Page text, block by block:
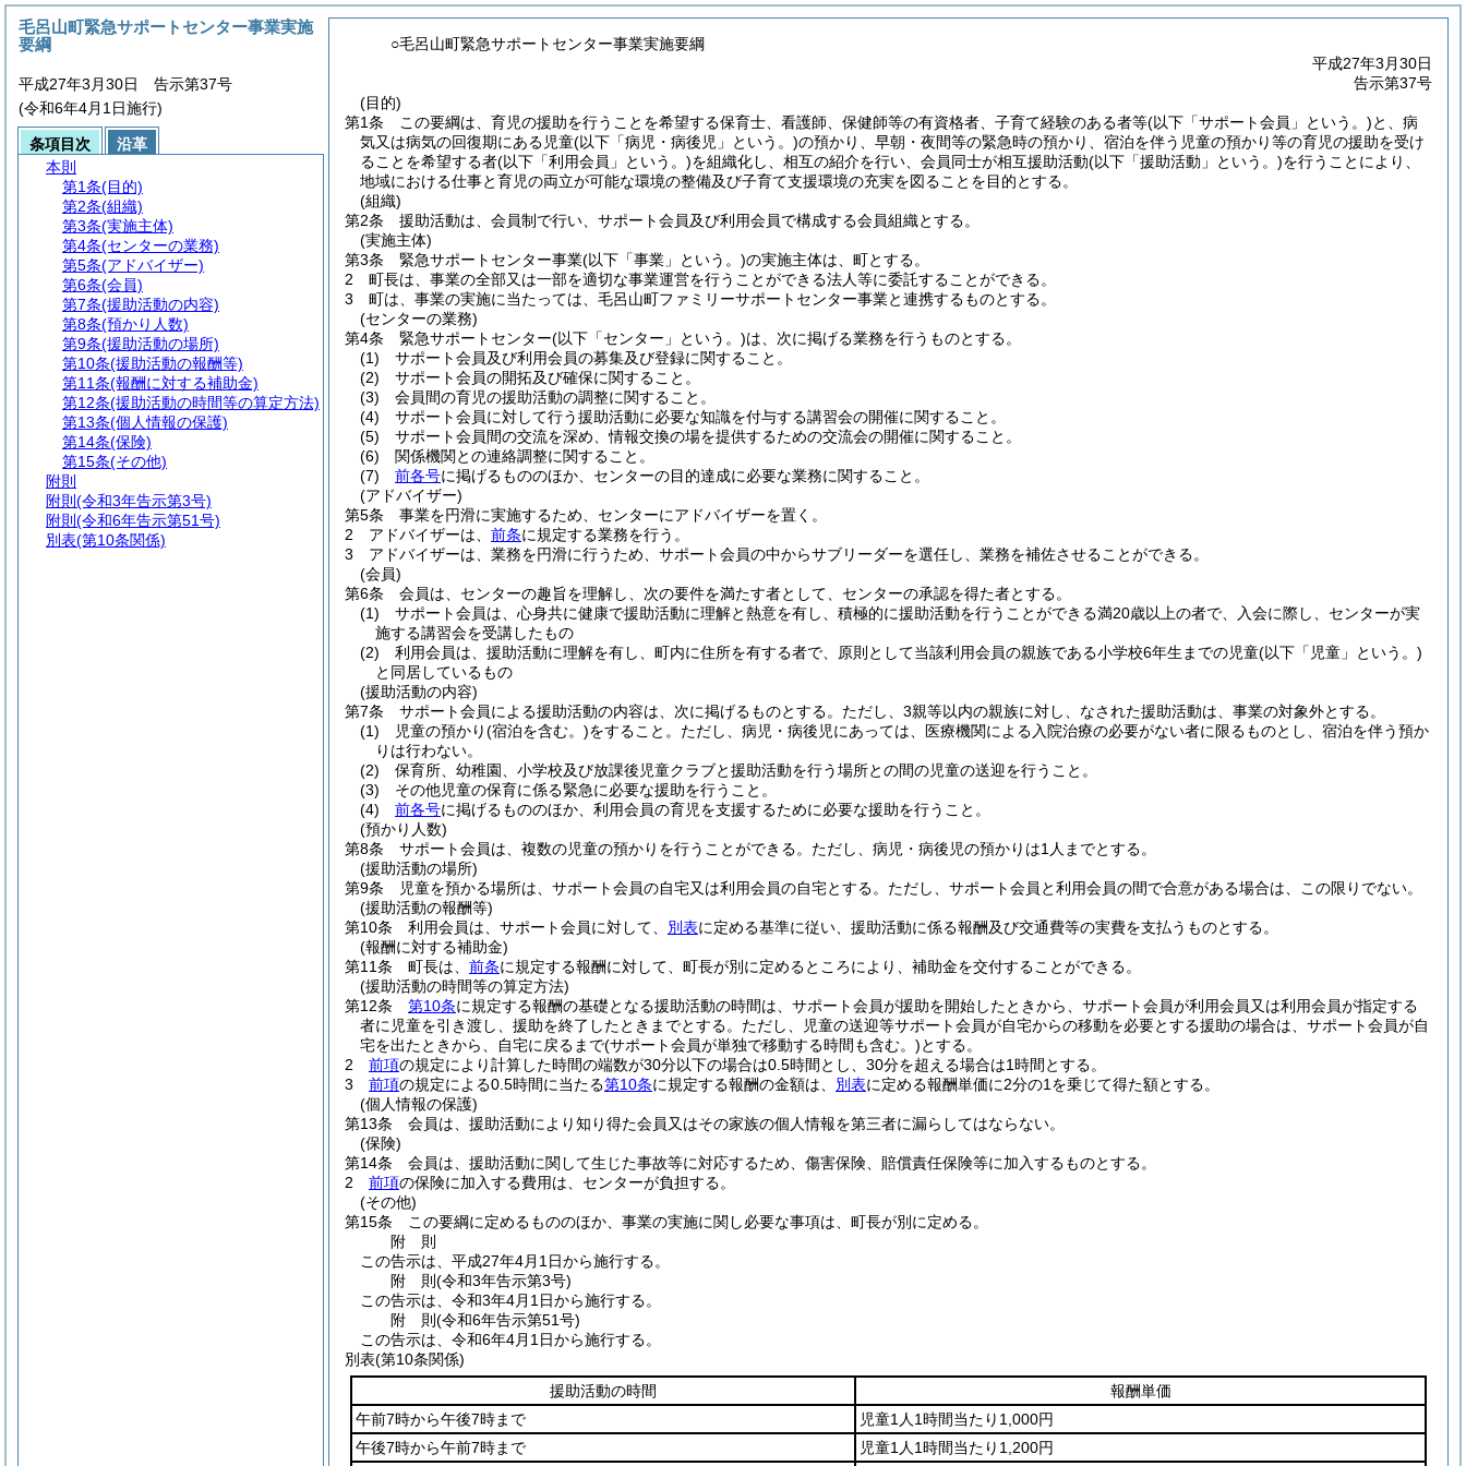
○毛呂山町緊急サポートセンター事業実施要綱
平成27年3月30日
告示第37号
(目的)
第1条
この要綱は、育児の援助を行うことを希望する保育士、看護師、保健師等の有資格者、子育て経験のある者等(以下「サポート会員」という。)と、病
気又は病気の回復期にある児童(以下「病児・病後児」という。)の預かり、早朝・夜間等の緊急時の預かり、宿泊を伴う児童の預かり等の育児の援助を受け
ることを希望する者(以下「利用会員」という。)を組織化し、相互の紹介を行い、会員同士が相互援助活動(以下「援助活動」という。)を行うことにより、
地域における仕事と育児の両立が可能な環境の整備及び子育て支援環境の充実を図ることを目的とする。
(組織)
第2条
援助活動は、会員制で行い、サポート会員及び利用会員で構成する会員組織とする。
(実施主体)
第3条
緊急サポートセンター事業(以下「事業」という。)の実施主体は、町とする。
2
町長は、事業の全部又は一部を適切な事業運営を行うことができる法人等に委託することができる。
3
町は、事業の実施に当たっては、毛呂山町ファミリーサポートセンター事業と連携するものとする。
(センターの業務)
第4条
緊急サポートセンター(以下「センター」という。)は、次に掲げる業務を行うものとする。
(1)
サポート会員及び利用会員の募集及び登録に関すること。
(2)
サポート会員の開拓及び確保に関すること。
(3)
会員間の育児の援助活動の調整に関すること。
(4)
サポート会員に対して行う援助活動に必要な知識を付与する講習会の開催に関すること。
(5)
サポート会員間の交流を深め、情報交換の場を提供するための交流会の開催に関すること。
(6)
関係機関との連絡調整に関すること。
(7)
前各号に掲げるもののほか、センターの目的達成に必要な業務に関すること。
(アドバイザー)
第5条
事業を円滑に実施するため、センターにアドバイザーを置く。
2
アドバイザーは、 前条に規定する業務を行う。
3
アドバイザーは、業務を円滑に行うため、サポート会員の中からサブリーダーを選任し、業務を補佐させることができる。
(会員)
第6条
会員は、センターの趣旨を理解し、次の要件を満たす者として、センターの承認を得た者とする。
(1)
サポート会員は、心身共に健康で援助活動に理解と熱意を有し、積極的に援助活動を行うことができる満20歳以上の者で、入会に際し、センターが実
施する講習会を受講したもの
(2)
利用会員は、援助活動に理解を有し、町内に住所を有する者で、原則として当該利用会員の親族である小学校6年生までの児童(以下「児童」という。)
と同居しているもの
(援助活動の内容)
第7条
サポート会員による援助活動の内容は、次に掲げるものとする。 ただし、3親等以内の親族に対し、なされた援助活動は、事業の対象外とする。
(1)
児童の預かり(宿泊を含む。)をすること。 ただし、病児・病後児にあっては、医療機関による入院治療の必要がない者に限るものとし、宿泊を伴う預か
りは行わない。
(2)
保育所、幼稚園、小学校及び放課後児童クラブと援助活動を行う場所との間の児童の送迎を行うこと。
(3)
その他児童の保育に係る緊急に必要な援助を行うこと。
(4)
前各号に掲げるもののほか、利用会員の育児を支援するために必要な援助を行うこと。
(預かり人数)
第8条
サポート会員は、複数の児童の預かりを行うことができる。 ただし、病児・病後児の預かりは1人までとする。
(援助活動の場所)
第9条
児童を預かる場所は、サポート会員の自宅又は利用会員の自宅とする。 ただし、サポート会員と利用会員の間で合意がある場合は、この限りでない。
(援助活動の報酬等)
第10条
利用会員は、サポート会員に対して、 別表に定める基準に従い、援助活動に係る報酬及び交通費等の実費を支払うものとする。
(報酬に対する補助金)
第11条
町長は、 前条に規定する報酬に対して、町長が別に定めるところにより、補助金を交付することができる。
(援助活動の時間等の算定方法)
第12条
第10条に規定する報酬の基礎となる援助活動の時間は、サポート会員が援助を開始したときから、サポート会員が利用会員又は利用会員が指定する
者に児童を引き渡し、援助を終了したときまでとする。 ただし、児童の送迎等サポート会員が自宅からの移動を必要とする援助の場合は、サポート会員が自
宅を出たときから、自宅に戻るまで(サポート会員が単独で移動する時間も含む。)とする。
2
前項の規定により計算した時間の端数が30分以下の場合は0.5時間とし、30分を超える場合は1時間とする。
3
前項の規定による0.5時間に当たる第10条に規定する報酬の金額は、 別表に定める報酬単価に2分の1を乗じて得た額とする。
(個人情報の保護)
第13条
会員は、援助活動により知り得た会員又はその家族の個人情報を第三者に漏らしてはならない。
(保険)
第14条
会員は、援助活動に関して生じた事故等に対応するため、傷害保険、賠償責任保険等に加入するものとする。
2
前項の保険に加入する費用は、センターが負担する。
(その他)
第15条
この要綱に定めるもののほか、事業の実施に関し必要な事項は、町長が別に定める。
附 則
この告示は、平成27年4月1日から施行する。
附 則(令和3年告示第3号)
この告示は、令和3年4月1日から施行する。
附 則(令和6年告示第51号)
この告示は、令和6年4月1日から施行する。
別表(第10条関係)
援助活動の時間
報酬単価
午前7時から午後7時まで
児童1人1時間当たり1,000円
午後7時から午前7時まで
児童1人1時間当たり1,200円
毛呂山町緊急サポートセンター事業実施
要綱
平成27年3月30日 告示第37号
(令和6年4月1日施行)
条項目次
沿革
本則
第1条(目的)
第2条(組織)
第3条(実施主体)
第4条(センターの業務)
第5条(アドバイザー)
第6条(会員)
第7条(援助活動の内容)
第8条(預かり人数)
第9条(援助活動の場所)
第10条(援助活動の報酬等)
第11条(報酬に対する補助金)
第12条(援助活動の時間等の算定方法)
第13条(個人情報の保護)
第14条(保険)
第15条(その他)
附則
附則 (令和3年告示第3号)
附則 (令和6年告示第51号)
別表(第10条関係)